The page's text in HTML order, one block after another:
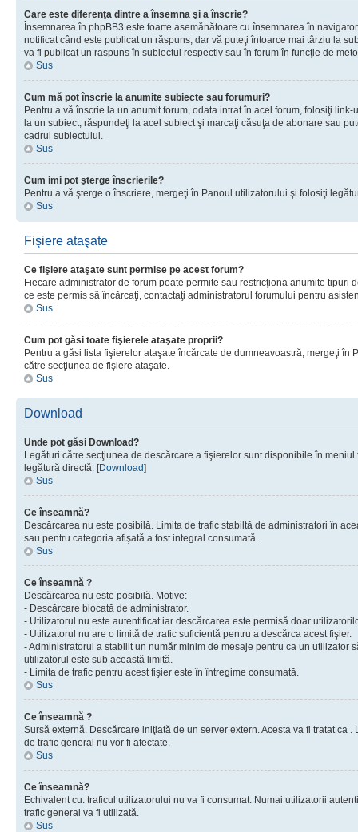
Care este diferenţa dintre a însemna şi a înscrie?
Însemnarea în phpBB3 este foarte asemănătoare cu însemnarea în
notificat când este publicat un răspuns, dar vă puteţi întoarce mai târziu la
va fi publicat un raspuns în subiectul respectiv sau în forum în funcţie de
Sus
Cum mă pot înscrie la anumite subiecte sau forumuri?
Pentru a vă înscrie la un anumit forum, odata intrat în acel forum, folosiţi
la un subiect, răspundeţi la acel subiect şi marcaţi căsuţa de abonare sau
cadrul subiectului.
Sus
Cum imi pot şterge înscrierile?
Pentru a vă şterge o înscriere, mergeţi în Panoul utilizatorului şi folosiţi
Sus
Fişiere ataşate
Ce fişiere ataşate sunt permise pe acest forum?
Fiecare administrator de forum poate permite sau restricţiona anumite tipuri
ce este permis sâ încărcaţi, contactaţi administratorul forumului pentru
Sus
Cum pot găsi toate fişierele ataşate proprii?
Pentru a găsi lista fişierelor ataşate încărcate de dumneavoastră, mergeţi în
către secţiunea de fişiere ataşate.
Sus
Download
Unde pot găsi Download?
Legături către secţiunea de descărcare a fişierelor sunt disponibile în
legătură directă: [Download]
Sus
Ce înseamnă?
Descărcarea nu este posibilă. Limita de trafic stabiltă de administratori în
sau pentru categoria afişată a fost integral consumată.
Sus
Ce înseamnă ?
Descărcarea nu este posibilă. Motive:
- Descărcare blocată de administrator.
- Utilizatorul nu este autentificat iar descărcarea este permisă doar
- Utilizatorul nu are o limită de trafic suficientă pentru a descărca acest fişier.
- Administratorul a stabilit un număr minim de mesaje pentru ca un utilizator
utilizatorul este sub această limită.
- Limita de trafic pentru acest fişier este în întregime consumată.
Sus
Ce înseamnă ?
Sursă externă. Descărcare iniţiată de un server extern. Acesta va fi tratat ca
de trafic general nu vor fi afectate.
Sus
Ce înseamnă?
Echivalent cu: traficul utilizatorului nu va fi consumat. Numai utilizatorii
trafic general va fi utilizată.
Sus